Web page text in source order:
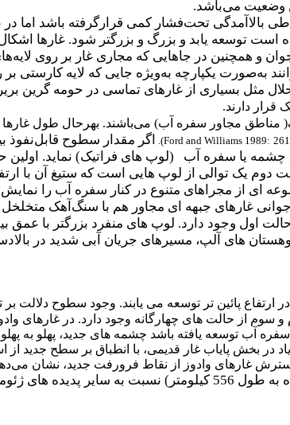
بالاآمدگی تحت‌فشار کمی قرارگرفته باشد اما
توسعه یابد و بزرگ و بزرگتر شود. غارها اشکال
همچنین در جاهایی که مجاری غار بر روی
یکپارچه به‌ویژه جایی که لایه کارستی
مثل بسیاری از غارهای تماسی در حومه گرین بریر
دارند.
مناطق مجاور سفره آب) می‌باشند. بهرحال طول غار
Ford and Williams 1989:
). اگر مقدار سطوح
چشمه یا سفره آب (لوپ های فراتیک) نماید. اولین
یک توالی از لوپ هایی است که ستیغ آن با
ای از مجراهای متنوع در کنار سفره آب را
غارهای جبهه ای مجاور هم با سنگ‌آهک
های آلپ، مسیرهای جریان آبی شدید در
پائین تر توسعه می یابند. وجود سطوح دلالت بر
از حالت های چهارگانه وجود دارد. در غار های
در بخش پایاب غار قدیمی، با انطباق بر سطح جدید از
غارهای وادوز از نقاط فرورفت جدید، نشان
(طولانی‌ترین نقشه‌برداری انجام شده به طول 556 کیلومتر) نسبت به